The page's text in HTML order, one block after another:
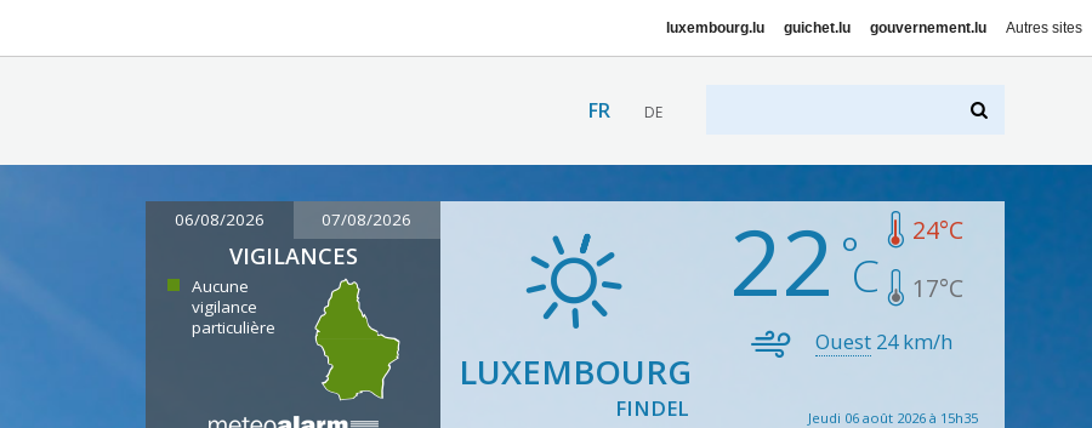
luxembourg.lu guichet.lu gouvernement.lu Autres sites
FR DE
06/08/2026 07/08/2026
VIGILANCES
Aucune
vigilance
particulière
LUXEMBOURG
FINDEL
22 24°C
17°C
Ouest 24km/h
Jeudi 06 août 2026 à 15h35